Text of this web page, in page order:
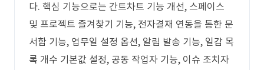
다. 핵심 기능으로는 간트차트 기능 개선, 스페이스
및 프로젝트 즐겨찾기 기능, 전자결재 연동을 통한 문
서함 기능, 업무일 설정 옵션, 알림 발송 기능, 일감 목
록 개수 기본값 설정, 공동 작업자 기능, 이슈 조치자